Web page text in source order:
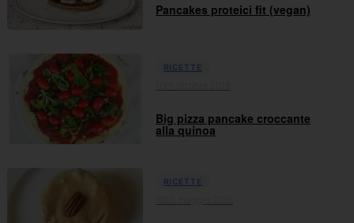
Pancakes proteici fit (vegan)
RICETTE
Big pizza pancake croccante
alla quinoa
RICETTE